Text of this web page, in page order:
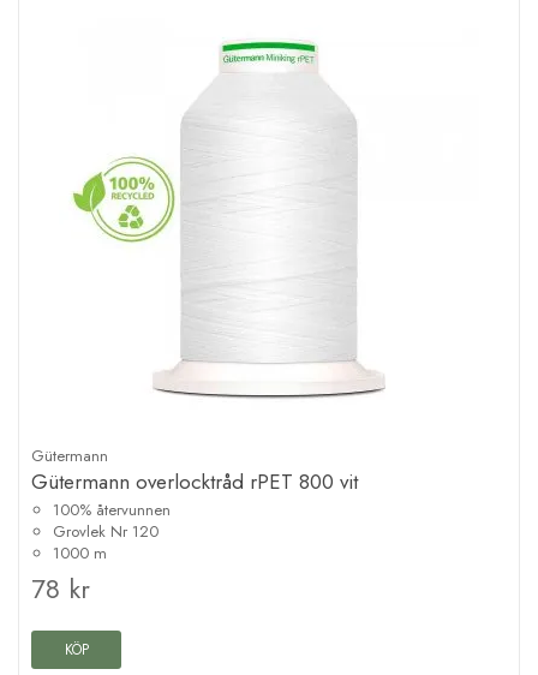
Gütermann
Gütermann overlocktråd rPET 800 vit
100% återvunnen
Grovlek Nr 120
1000 m
78 kr
KÖP